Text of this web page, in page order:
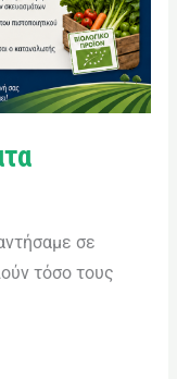
σε
τόσο τους